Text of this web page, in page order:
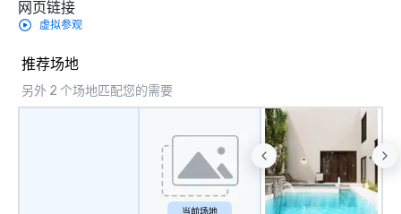
网页链接
虚拟参观
推荐场地
另外 2 个场地匹配您的需要